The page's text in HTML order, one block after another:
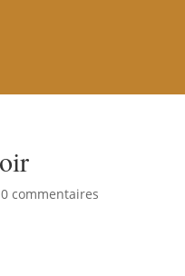
0 commentaires